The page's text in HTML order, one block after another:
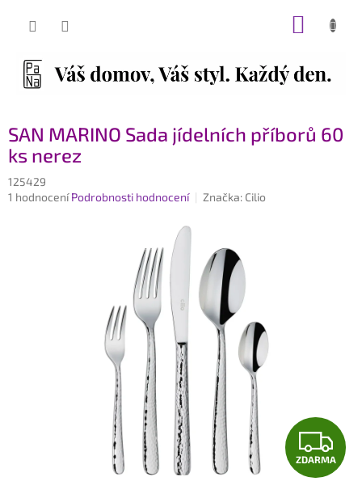
SAN MARINO Sada jídelních příborů 60
ks nerez
125429
Průměrné
1 hodnocení Podrobnosti hodnocení Značka: Cilio
Z
D
ZDARMA